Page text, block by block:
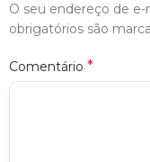
O seu endereço de e-
obrigatórios são
Comentário *